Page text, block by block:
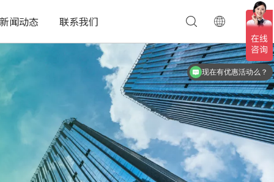
新闻动态 联系我们
现在有优惠活动么？
你们的联系电话？